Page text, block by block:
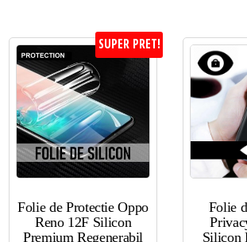
SUPER PRET!
Folie de Protectie Oppo
Reno 12F Silicon
Premium Regenerabil
Folie
Silicon